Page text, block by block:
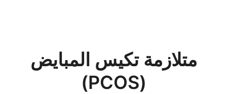
متلازمة تكيس المبايض
(PCOS)